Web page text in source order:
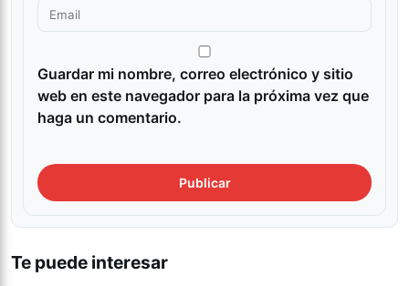
Guardar mi nombre, correo electrónico y sitio
web en este navegador para la próxima vez que
haga un comentario.
Te puede interesar